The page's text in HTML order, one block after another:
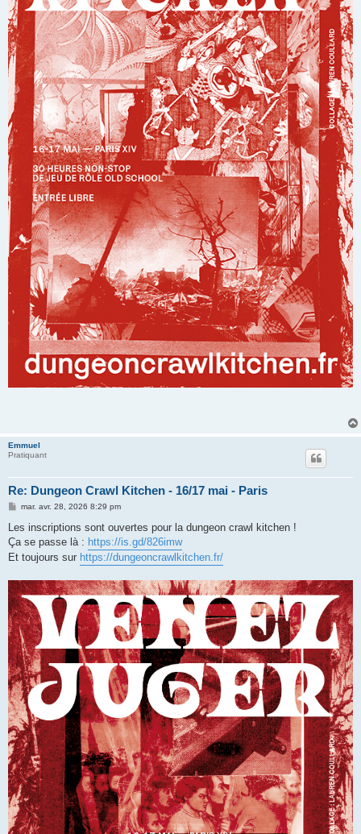
Emmuel
Pratiquant
Re: Dungeon Crawl Kitchen - 16/17 mai - Paris
M
s
a
g
e
mar. avr. 28, 2026 8:29 pm
Les inscriptions sont ouvertes pour la dungeon crawl kitchen !
Ça se passe là : https://is.gd/826imw
Et toujours sur https://dungeoncrawlkitchen.fr/